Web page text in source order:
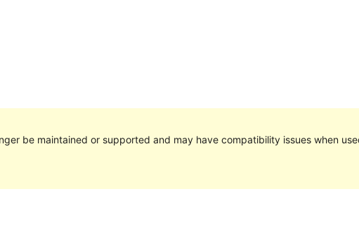
be maintained or supported and may have compatibility issues when